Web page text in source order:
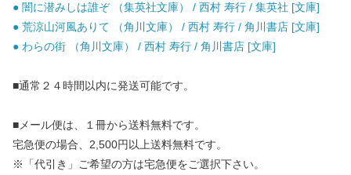
● 闇に潜みしは誰ぞ （集英社文庫） / 西村 寿行 / 集英社 [文庫]
● 荒涼山河風ありて （角川文庫） / 西村 寿行 / 角川書店 [文庫]
● わらの街 （角川文庫） / 西村 寿行 / 角川書店 [文庫]
■通常２４時間以内に発送可能です。
■メール便は、１冊から送料無料です。
宅急便の場合、2,500円以上送料無料です。
※「代引き」ご希望の方は宅急便をご選択下さい。